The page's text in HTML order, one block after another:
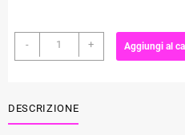
-
Telaio
in
U2108
quantità
+ Aggiungi al
DESCRIZIONE